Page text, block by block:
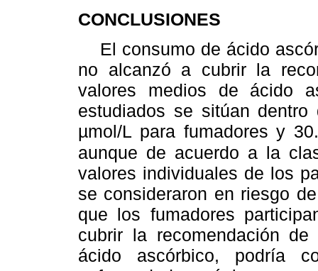
CONCLUSIONES
El consumo de ácido
no alcanzó a cubrir la
valores medios de ácido
estudiados se sitúan
µmol/L para fumadores y
aunque de acuerdo a la
valores individuales de los
se consideraron en riesgo
que los fumadores
cubrir la recomendación
ácido ascórbico, podría